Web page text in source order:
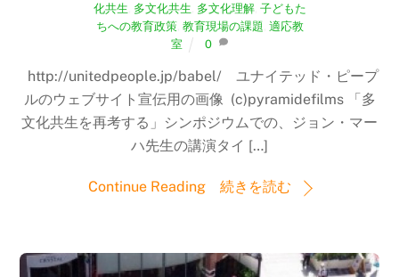
化共生 多文化共生 多文化理解, 子どもた
ちへの教育政策, 教育現場の課題 適応教
室
0
http://unitedpeople.jp/babel/ ユナイテッド・ピープ
ルのウェブサイト宣伝用の画像 (c)pyramidefilms 「多
文化共生を再考する」シンポジウムでの、ジョン・マー
ハ先生の講演タイ […]
Continue Reading 続きを読む